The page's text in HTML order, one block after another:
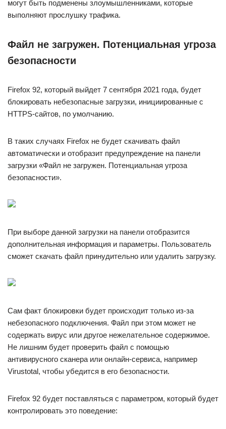
могут быть подменены злоумышленниками, которые
выполняют прослушку трафика.
Файл не загружен. Потенциальная угроза
безопасности
Firefox 92, который выйдет 7 сентября 2021 года, будет
блокировать небезопасные загрузки, инициированные с
HTTPS-сайтов, по умолчанию.
В таких случаях Firefox не будет скачивать файл
автоматически и отобразит предупреждение на панели
загрузки «Файл не загружен. Потенциальная угроза
безопасности».
При выборе данной загрузки на панели отобразится
дополнительная информация и параметры. Пользователь
сможет скачать файл принудительно или удалить загрузку.
Сам факт блокировки будет происходит только из-за
небезопасного подключения. Файл при этом может не
содержать вирус или другое нежелательное содержимое.
Не лишним будет проверить файл с помощью
антивирусного сканера или онлайн-сервиса, например
Virustotal, чтобы убедится в его безопасности.
Firefox 92 будет поставляться с параметром, который будет
контролировать это поведение: